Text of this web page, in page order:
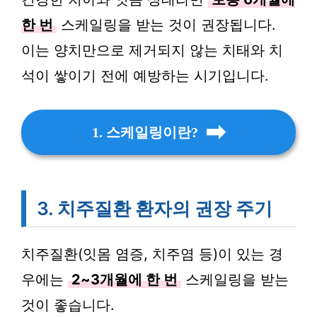
한 번 스케일링을 받는 것이 권장됩니다.
이는 양치만으로 제거되지 않는 치태와 치
석이 쌓이기 전에 예방하는 시기입니다.
1. 스케일링이란?
3. 치주질환 환자의 권장 주기
치주질환(잇몸 염증, 치주염 등)이 있는 경
우에는 2~3개월에 한 번 스케일링을 받는
것이 좋습니다.